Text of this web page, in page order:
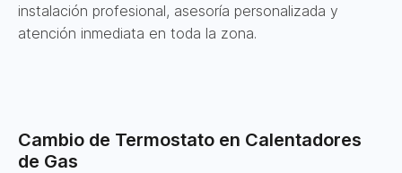
instalación profesional, asesoría personalizada y
atención inmediata en toda la zona.
Cambio de Termostato en Calentadores
de Gas